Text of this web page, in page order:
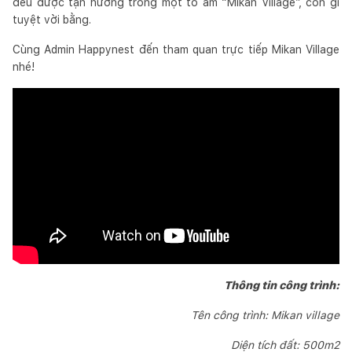
tuyệt vời bằng.
Cùng Admin Happynest đến tham quan trực tiếp Mikan Village
nhé!
Thông tin công trình:
Tên công trình: Mikan village
Diện tích đất: 500m2